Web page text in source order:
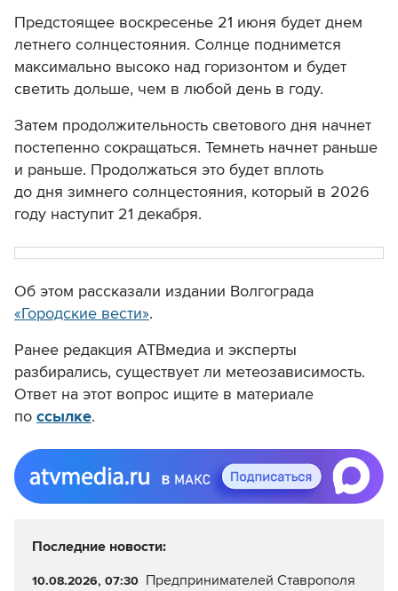
Предстоящее воскресенье 21 июня будет днем
летнего солнцестояния. Солнце поднимется
максимально высоко над горизонтом и будет
светить дольше, чем в любой день в году.
Затем продолжительность светового дня начнет
постепенно сокращаться. Темнеть начнет раньше
и раньше. Продолжаться это будет вплоть
до дня зимнего солнцестояния, который в 2026
году наступит 21 декабря.
Об этом рассказали издании Волгограда
«Городские вести».
Ранее редакция АТВмедиа и эксперты
разбирались, существует ли метеозависимость.
Ответ на этот вопрос ищите в материале
по ссылке.
Последние новости:
10.08.2026, 07:30 Предпринимателей Ставрополя